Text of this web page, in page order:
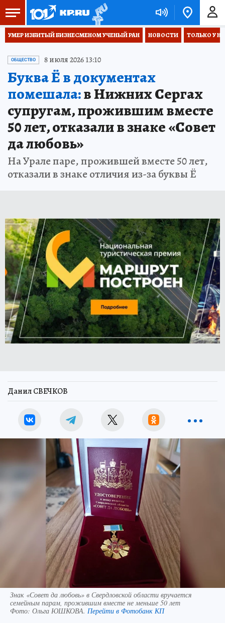
УМЕР ИЗБИТЫЙ БИЗНЕСМЕНОМ УЧЕНЫЙ РАН НОВОСТИ ТОЛЬКО У
ОБЩЕСТВО 8 июля 2026 13:10
Буква Ё в документах
помешала:в Нижних Сергах
супругам, прожившим вместе
50 лет, отказали в знаке «Совет
да любовь»
На Урале паре, прожившей вместе 50 лет,
отказали в знаке отличия из-за буквы Ё
Данил СВЕЧКОВ
Знак «Совет да любовь» в Свердловской области вручается
семейным парам, прожившим вместе не меньше 50 лет
Фото: Ольга ЮШКОВА. Перейти в Фотобанк КП